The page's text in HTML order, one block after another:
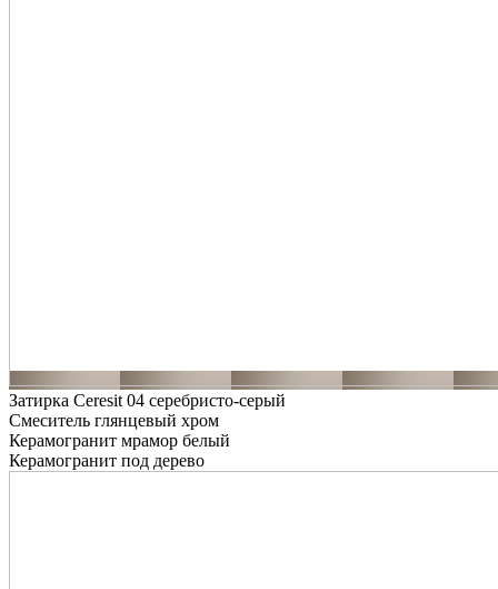
Затирка Ceresit 04 серебристо-серый
Смеситель глянцевый хром
Керамогранит мрамор белый
Керамогранит под дерево